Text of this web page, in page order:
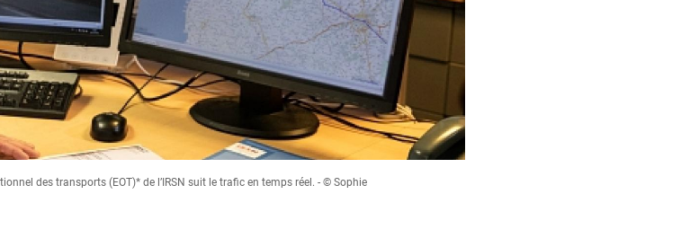
des transports (EOT)* de l’IRSN suit le trafic en temps réel. - © Sophie